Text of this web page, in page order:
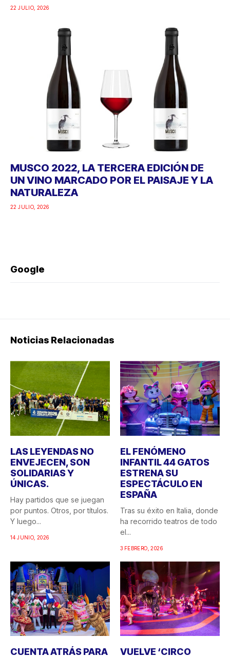
22 JULIO, 2026
MUSCO 2022, LA TERCERA EDICIÓN DE
UN VINO MARCADO POR EL PAISAJE Y LA
NATURALEZA
22 JULIO, 2026
Google
Noticias Relacionadas
LAS LEYENDAS NO
ENVEJECEN, SON
SOLIDARIAS Y
ÚNICAS.
Hay partidos que se juegan
por puntos. Otros, por títulos.
Y luego...
14 JUNIO, 2026
EL FENÓMENO
INFANTIL 44 GATOS
ESTRENA SU
ESPECTÁCULO EN
ESPAÑA
Tras su éxito en Italia, donde
ha recorrido teatros de todo
el...
3 FEBRERO, 2026
CUENTA ATRÁS PARA VUELVE ‘CIRCO